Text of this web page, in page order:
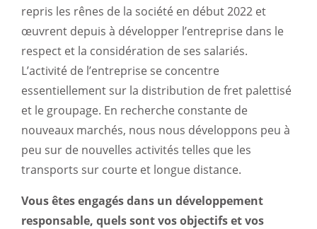
repris les rênes de la société en début 2022 et
œuvrent depuis à développer l’entreprise dans le
respect et la considération de ses salariés.
L’activité de l’entreprise se concentre
essentiellement sur la distribution de fret palettisé
et le groupage. En recherche constante de
nouveaux marchés, nous nous développons peu à
peu sur de nouvelles activités telles que les
transports sur courte et longue distance.
Vous êtes engagés dans un développement
responsable, quels sont vos objectifs et vos